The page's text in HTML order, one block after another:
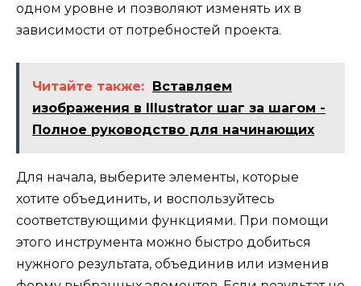
одном уровне и позволяют изменять их в
зависимости от потребностей проекта.
Читайте также:
Вставляем
изображения в Illustrator шаг за шагом -
Полное руководство для начинающих
Для начала, выберите элементы, которые
хотите объединить, и воспользуйтесь
соответствующими функциями. При помощи
этого инструмента можно быстро добиться
нужного результата, объединив или изменив